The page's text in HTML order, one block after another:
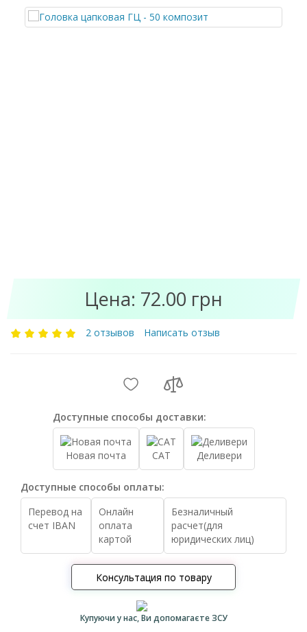
Цена: 72.00 грн
2 отзывов Написать отзыв
Доступные способы доставки:
Новая почта САТ Деливери
Доступные способы оплаты:
Перевод на
счет IBAN
Онлайн
оплата
картой
Безналичный
расчет(для
юридических лиц)
Консультация по товару
Купуючи у нас, Ви допомагаєте ЗСУ